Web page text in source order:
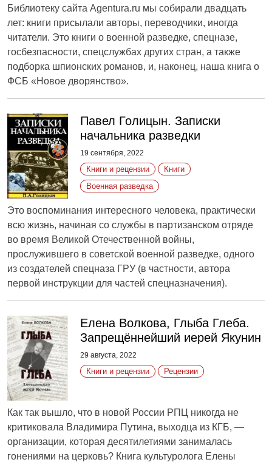
Библиотеку сайта Agentura.ru мы собирали двадцать
лет: книги присылали авторы, переводчики, иногда
читатели. Это книги о военной разведке, спецназе,
госбезпасности, спецслужбах других стран, а также
подборка шпионских романов, и, наконец, наша книга о
ФСБ «Новое дворянство».
Павел Голицын. Записки
начальника разведки
19 сентября, 2022
Книги и рецензии
Книги
Военная разведка
Это воспоминания интересного человека, практически
всю жизнь, начиная со службы в партизанском отряде
во время Великой Отечественной войны,
прослужившего в советской военной разведке, одного
из создателей спецназа ГРУ (в частности, автора
первой инструкции для частей спецназначения).
Елена Волкова, Глыба Глеба.
Запрещённейший иерей Якунин
29 августа, 2022
Книги и рецензии Рецензии
Как так вышло, что в новой России РПЦ никогда не
критиковала Владимира Путина, выходца из КГБ, —
организации, которая десятилетиями занималась
гонениями на церковь? Книга культуролога Елены